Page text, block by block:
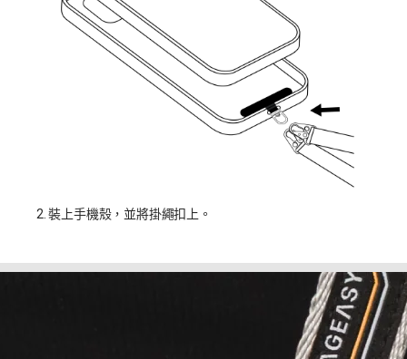
2. 裝上手機殼，並將掛繩扣上。